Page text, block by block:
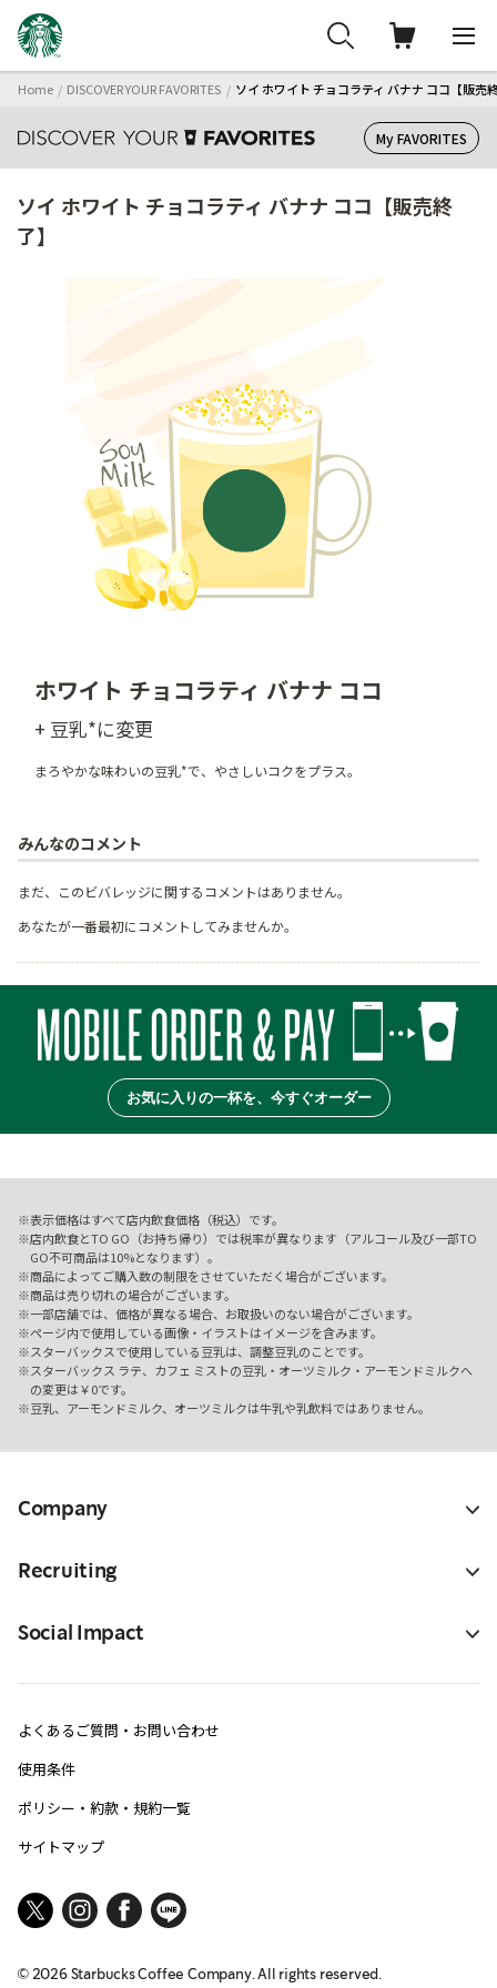
Home DISCOVER YOUR FAVORITES ソイ ホワイト チョコラティ バナナ ココ【販売
My FAVORITES
ソイ ホワイト チョコラティ バナナ ココ【販売終
了】
ホワイト チョコラティ バナナ ココ
+ 豆乳*に変更
まろやかな味わいの豆乳*で、やさしいコクをプラス。
みんなのコメント
まだ、このビバレッジに関するコメントはありません。
あなたが一番最初にコメントしてみませんか。
お気に入りの一杯を、今すぐオーダー
表示価格はすべて店内飲食価格（税込）です。
店内飲食とTO GO（お持ち帰り）では税率が異なります（アルコール及び一部TO
GO不可商品は10%となります）。
商品によってご購入数の制限をさせていただく場合がございます。
商品は売り切れの場合がございます。
一部店舗では、価格が異なる場合、お取扱いのない場合がございます。
ページ内で使用している画像・イラストはイメージを含みます。
スターバックスで使用している豆乳は、調整豆乳のことです。
スターバックス ラテ、カフェ ミストの豆乳・オーツミルク・アーモンドミルクへ
の変更は￥0です。
豆乳、アーモンドミルク、オーツミルクは牛乳や乳飲料ではありません。
Company
Recruiting
Social Impact
よくあるご質問・お問い合わせ
使用条件
ポリシー・約款・規約一覧
サイトマップ
© 2026Starbucks Coffee Company. All rights reserved.